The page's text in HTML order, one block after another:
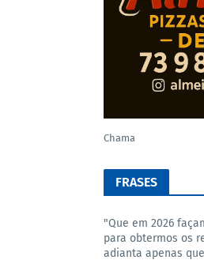
Chama
FRASES
"Que em 2026
para obtermos os
adianta apenas